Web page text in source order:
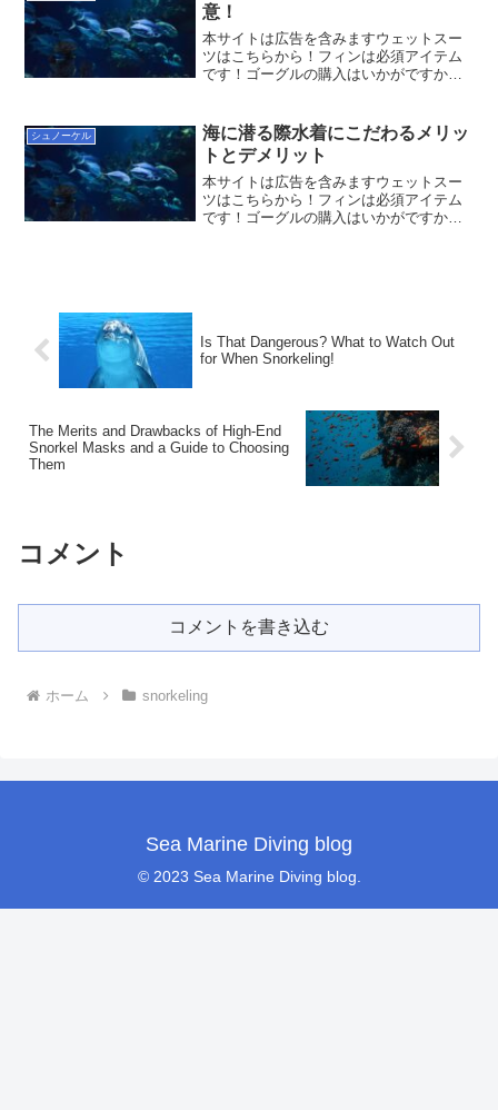
意！
本サイトは広告を含みますウェットスー
ツはこちらから！フィンは必須アイテム
です！ゴーグルの購入はいかがですか？
様々な驚きが待っています。しかし、中
でもクラゲは美しい一方で...
シュノーケル
海に潜る際水着にこだわるメリッ
トとデメリット
本サイトは広告を含みますウェットスー
ツはこちらから！フィンは必須アイテム
です！ゴーグルの購入はいかがですか？
Is That Dangerous? What to Watch Out
for When Snorkeling!
The Merits and Drawbacks of High-End
Snorkel Masks and a Guide to Choosing
Them
コメント
コメントを書き込む
ホーム snorkeling
Sea Marine Diving blog
© 2023 Sea Marine Diving blog.